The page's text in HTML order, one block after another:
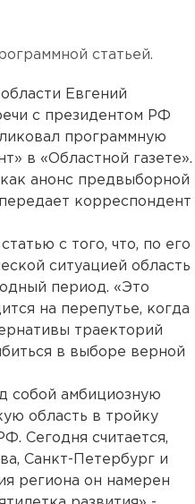
статьей.
Евгений
с президентом РФ
программную
в «Областной газете».
анонс предвыборной
корреспондент
с того, что, по его
ситуацией область
период. «Это
на перепутье, когда
траекторий
в выборе верной
собой амбициозную
область в тройку
Сегодня считается,
Санкт-Петербург и
региона он намерен